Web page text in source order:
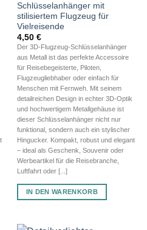
Schlüsselanhänger mit
stilisiertem Flugzeug für
Vielreisende
4,50 €
Der 3D-Flugzeug-Schlüsselanhänger
aus Metall ist das perfekte Accessoire
für Reisebegeisterte, Piloten,
Flugzeugliebhaber oder einfach für
Menschen mit Fernweh. Mit seinem
detailreichen Design in echter 3D-Optik
und hochwertigem Metallgehäuse ist
dieser Schlüsselanhänger nicht nur
funktional, sondern auch ein stylischer
Hingucker. Kompakt, robust und elegant
– ideal als Geschenk, Souvenir oder
Werbeartikel für die Reisebranche,
Luftfahrt oder [...]
IN DEN WARENKORB